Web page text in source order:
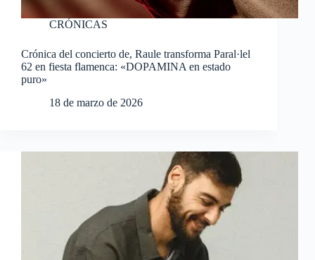
CRÓNICAS
Crónica del concierto de, Raule transforma Paral·lel
62 en fiesta flamenca: «DOPAMINA en estado
puro»
18 de marzo de 2026